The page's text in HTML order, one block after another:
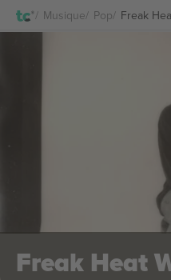
Musique Pop Freak
Freak Heat